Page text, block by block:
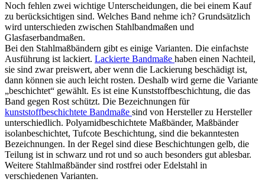
Noch fehlen zwei wichtige Unterscheidungen, die bei einem Kauf
zu berücksichtigen sind. Welches Band nehme ich? Grundsätzlich
wird unterschieden zwischen Stahlbandmaßen und
Glasfaserbandmaßen.
Bei den Stahlmaßbändern gibt es einige Varianten. Die einfachste
Ausführung ist lackiert. Lackierte Bandmaße haben einen Nachteil,
sie sind zwar preiswert, aber wenn die Lackierung beschädigt ist,
dann können sie auch leicht rosten. Deshalb wird gerne die Variante
„beschichtet“ gewählt. Es ist eine Kunststoffbeschichtung, die das
Band gegen Rost schützt. Die Bezeichnungen für
kunststoffbeschichtete Bandmaße sind von Hersteller zu Hersteller
unterschiedlich. Polyamidbeschichtete Maßbänder, Maßbänder
isolanbeschichtet, Tufcote Beschichtung, sind die bekanntesten
Bezeichnungen. In der Regel sind diese Beschichtungen gelb, die
Teilung ist in schwarz und rot und so auch besonders gut ablesbar.
Weitere Stahlmaßbänder sind rostfrei oder Edelstahl in
verschiedenen Varianten.